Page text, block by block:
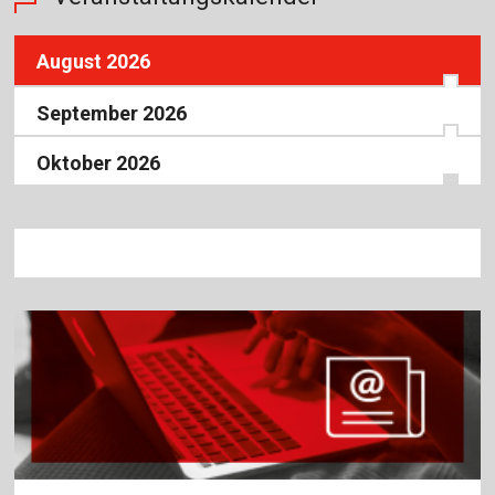
August 2026
September 2026
Oktober 2026